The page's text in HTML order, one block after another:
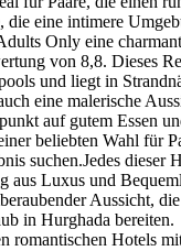
die eine intimere
Only eine
von 8,8. Dieses
und liegt in
eine malerische
auf gutem Essen
beliebten Wahl für
suchen.Jedes dieser
aus Luxus und
Aussicht,
in Hurghada bereiten.
romantischen Hotels